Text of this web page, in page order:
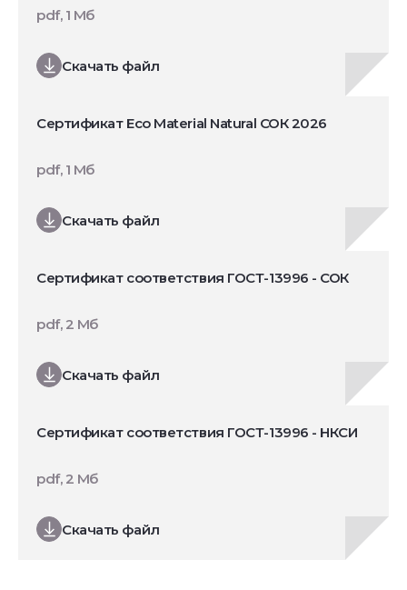
Скачать файл
pdf, 1 Мб
Сертификат Eco Material Natural СОК 2026
Скачать файл
pdf, 1 Мб
Сертификат соответствия ГОСТ-13996 - СОК
Скачать файл
pdf, 2 Мб
Сертификат соответствия ГОСТ-13996 - НКСИ
Скачать файл
pdf, 2 Мб